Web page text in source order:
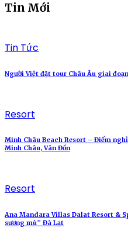
Tin Mới
Tin Tức
Người Việt đặt tour Châu Âu giai
Resort
Minh Châu Beach Resort – Điểm
Minh Châu, Vân Đồn
Resort
Ana Mandara Villas Dalat Resort &
sương mù” Đà Lạt